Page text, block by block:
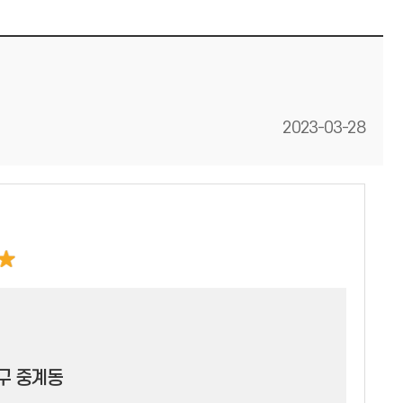
등록일
2023-03-28
중계동